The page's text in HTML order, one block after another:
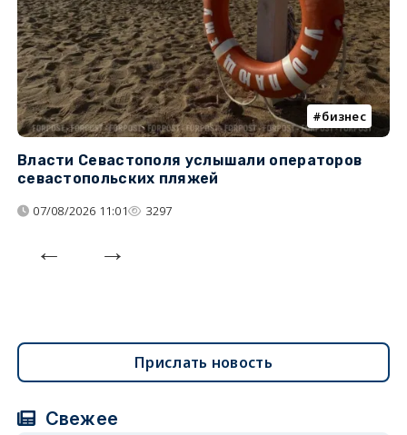
бизнес
Власти Севастополя услышали операторов
севастопольских пляжей
07/08/2026 11:01 3297
Прислать новость
Свежее